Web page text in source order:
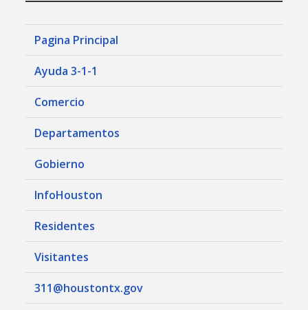
Pagina Principal
Ayuda 3-1-1
Comercio
Departamentos
Gobierno
InfoHouston
Residentes
Visitantes
311@houstontx.gov